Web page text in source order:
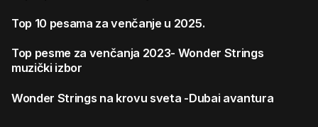
Top 10 pesama za venčanje u 2025.
Top pesme za venčanja 2023- Wonder Strings
muzički izbor
Wonder Strings na krovu sveta -Dubai avantura